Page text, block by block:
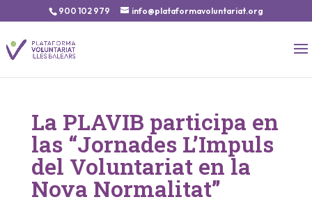
900 102 979 info@plataformavoluntariat.org
La PLAVIB participa en
las “Jornades L’Impuls
del Voluntariat en la
Nova Normalitat”